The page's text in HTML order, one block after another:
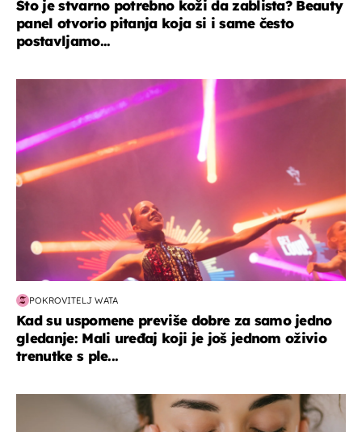
Što je stvarno potrebno koži da zablista? Beauty
panel otvorio pitanja koja si i same često
postavljamo...
POKROVITELJ WATA
Kad su uspomene previše dobre za samo jedno
gledanje: Mali uređaj koji je još jednom oživio
trenutke s ple...
moda & ljepota